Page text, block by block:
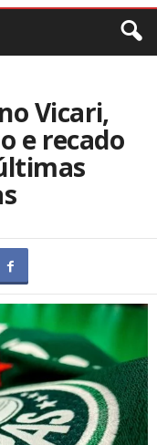
Vicari,
e recado